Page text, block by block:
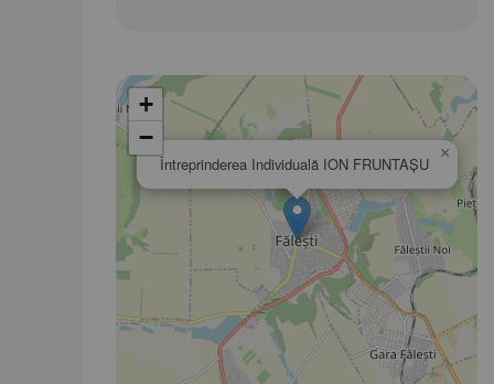
Întreprinderea Individuală ION FRUNTAŞU
×
+
−